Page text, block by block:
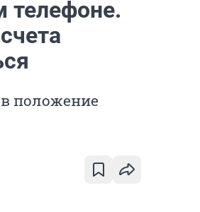
телефоне.
положение